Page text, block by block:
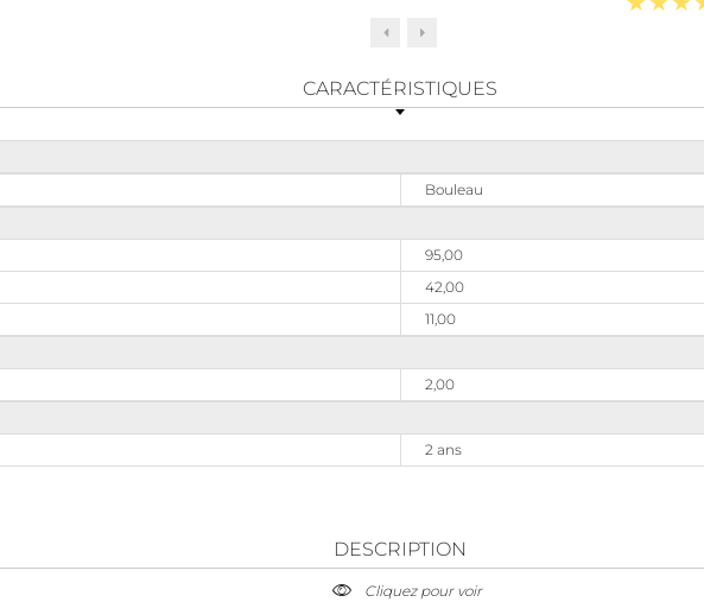
CARACTÉRISTIQUES
Bouleau
95,00
42,00
11,00
2,00
2 ans
DESCRIPTION
Cliquez pour voir